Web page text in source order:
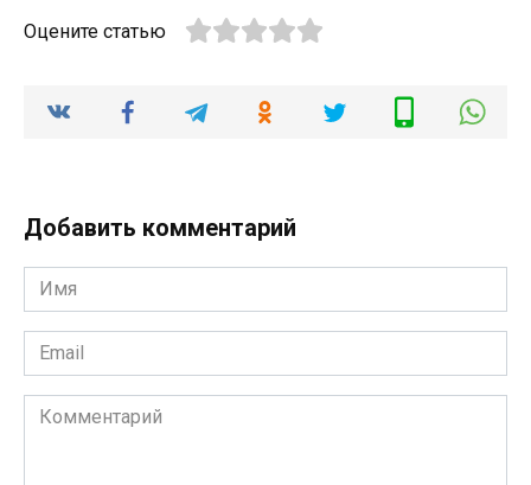
Оцените статью
Добавить комментарий
Имя
*
Email
*
Комментарий